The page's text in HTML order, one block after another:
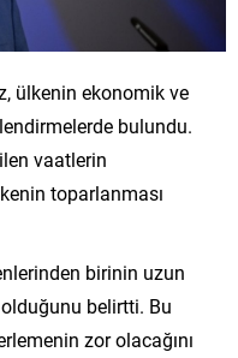
ülkenin ekonomik ve
bulundu.
vaatlerin
toparlanması
birinin uzun
olduğunu belirtti. Bu
zor olacağını